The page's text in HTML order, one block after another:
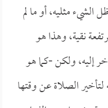
مثليه، أو ما لم
نقية، وهذا هو
إليه، ولكن -كما هو
الصلاة عن وقتها